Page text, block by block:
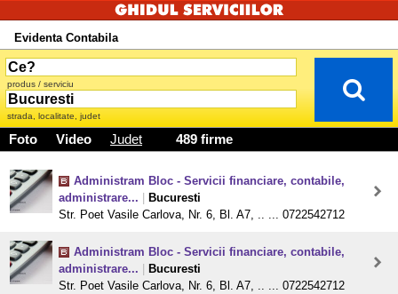
Evidenta Contabila
produs / serviciu
strada, localitate, judet
Foto Video Judet 489 firme
Administram Bloc - Servicii financiare, contabile,
administrare...
Bucuresti
Str. Poet Vasile Carlova, Nr. 6, Bl. A7, .. ... 0722542712
Administram Bloc - Servicii financiare, contabile,
administrare...
Bucuresti
Str. Poet Vasile Carlova, Nr. 6, Bl. A7, .. ... 0722542712